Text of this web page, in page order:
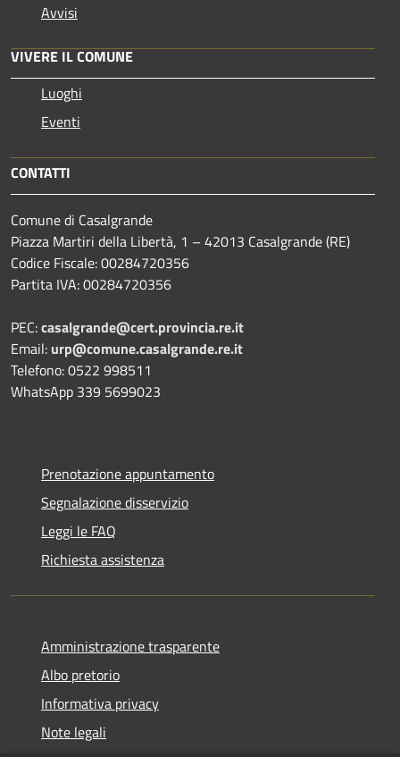
Avvisi
VIVERE IL COMUNE
Luoghi
Eventi
CONTATTI
Comune di Casalgrande
Piazza Martiri della Libertà, 1 – 42013 Casalgrande (RE)
Codice Fiscale: 00284720356
Partita IVA: 00284720356
PEC:casalgrande@cert.provincia.re.it
Email: urp@comune.casalgrande.re.it
Telefono: 0522 998511
WhatsApp 339 5699023
Prenotazione appuntamento
Segnalazione disservizio
Leggi le FAQ
Richiesta assistenza
Amministrazione trasparente
Albo pretorio
Informativa privacy
Note legali